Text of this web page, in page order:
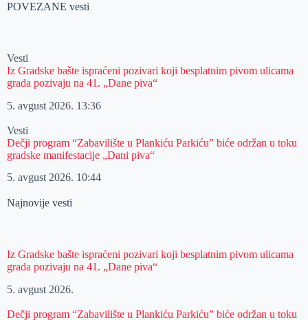
POVEZANE vesti
Vesti
Iz Gradske bašte ispraćeni pozivari koji besplatnim pivom ulicama
grada pozivaju na 41. „Dane piva“
5. avgust 2026. 13:36
Vesti
Dečji program “Zabavilište u Plankiću Parkiću” biće održan u toku
gradske manifestacije „Dani piva“
5. avgust 2026. 10:44
Najnovije vesti
Iz Gradske bašte ispraćeni pozivari koji besplatnim pivom ulicama
grada pozivaju na 41. „Dane piva“
5. avgust 2026.
Dečji program “Zabavilište u Plankiću Parkiću” biće održan u toku